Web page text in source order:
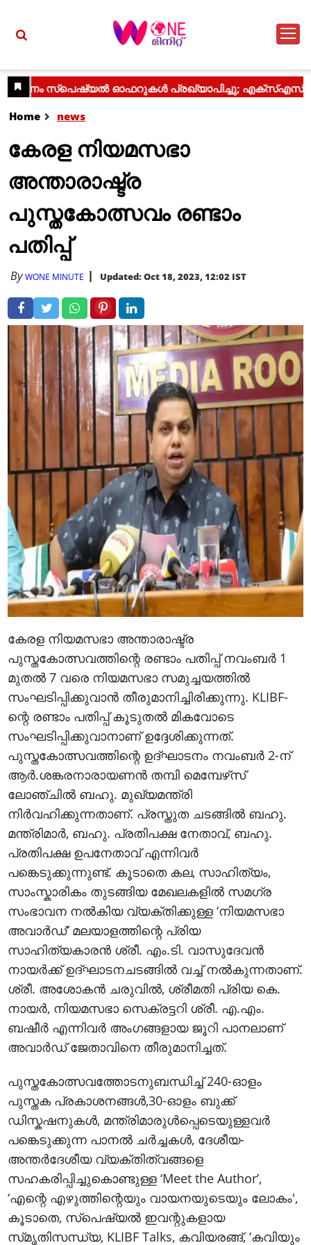
Home news
കേരള നിയമസഭാ
അന്താരാഷ്ട്ര
പുസ്തകോത്സവം രണ്ടാം
പതിപ്പ്
ByWONE MINUTE Updated: Oct 18, 2023, 12:02 IST
കേരള നിയമസഭാ അന്താരാഷ്ട്ര
പുസ്തകോത്സവത്തിന്റെ രണ്ടാം പതിപ്പ് നവംബര്‍ 1
മുതൽ 7 വരെ നിയമസഭാ സമുച്ചയത്തിൽ
സംഘടിപ്പിക്കുവാൻ തീരുമാനിച്ചിരിക്കുന്നു. KLIBF-
ന്റെ രണ്ടാം പതിപ്പ് കൂടുതൽ മികവോടെ
സംഘടിപ്പിക്കുവാനാണ് ഉദ്ദേശിക്കുന്നത്.
പുസ്തകോത്സവത്തിന്റെ ഉദ്ഘാടനം നവംബർ 2-ന്
ആർ.ശങ്കരനാരായണൻ തമ്പി മെമ്പേഴ്‌സ്
ലോഞ്ചിൽ ബഹു. മുഖ്യമന്ത്രി
നിർവഹിക്കുന്നതാണ്. പ്രസ്തുത ചടങ്ങിൽ ബഹു.
മന്ത്രിമാർ, ബഹു. പ്രതിപക്ഷ നേതാവ്, ബഹു.
പ്രതിപക്ഷ ഉപനേതാവ് എന്നിവർ
പങ്കെടുക്കുന്നുണ്ട്. കൂടാതെ കല, സാഹിത്യം,
സാംസ്കാരികം തുടങ്ങിയ മേഖലകളിൽ സമഗ്ര
സംഭാവന നൽകിയ വ്യക്തിക്കുള്ള ‘നിയമസഭാ
അവാർഡ്’ മലയാളത്തിന്റെ പ്രിയ
സാഹിത്യകാരൻ ശ്രീ. എം.ടി. വാസുദേവൻ
നായർക്ക് ഉദ്ഘാടനചടങ്ങിൽ വച്ച് നൽകുന്നതാണ്.
ശ്രീ. അശോകൻ ചരുവിൽ, ശ്രീമതി പ്രിയ കെ.
നായര്‍, നിയമസഭാ സെക്രട്ടറി ശ്രീ. എ.എം.
ബഷീർ എന്നിവർ അംഗങ്ങളായ ജൂറി പാനലാണ്
അവാർഡ് ജേതാവിനെ തീരുമാനിച്ചത്.
പുസ്തകോത്സവത്തോടനുബന്ധിച്ച് 240-ഓളം
പുസ്തക പ്രകാശനങ്ങൾ,30-ഓളം ബുക്ക്
ഡിസ്കഷനുകൾ, മന്ത്രിമാരുൾപ്പെടെയുള്ളവർ
പങ്കെടുക്കുന്ന പാനല്‍ ചർച്ചകൾ, ദേശീയ-
അന്തർദേശീയ വ്യക്തിത്വങ്ങളെ
സഹകരിപ്പിച്ചുകൊണ്ടുള്ള ‘Meet the Author’,
‘എന്റെ എഴുത്തിന്റെയും വായനയുടെയും ലോകം',
കൂടാതെ, സ്പെഷ്യൽ ഇവന്റുകളായ
സ്‌മൃതിസന്ധ്യ, KLIBF Talks, കവിയരങ്ങ്, ‘കവിയും